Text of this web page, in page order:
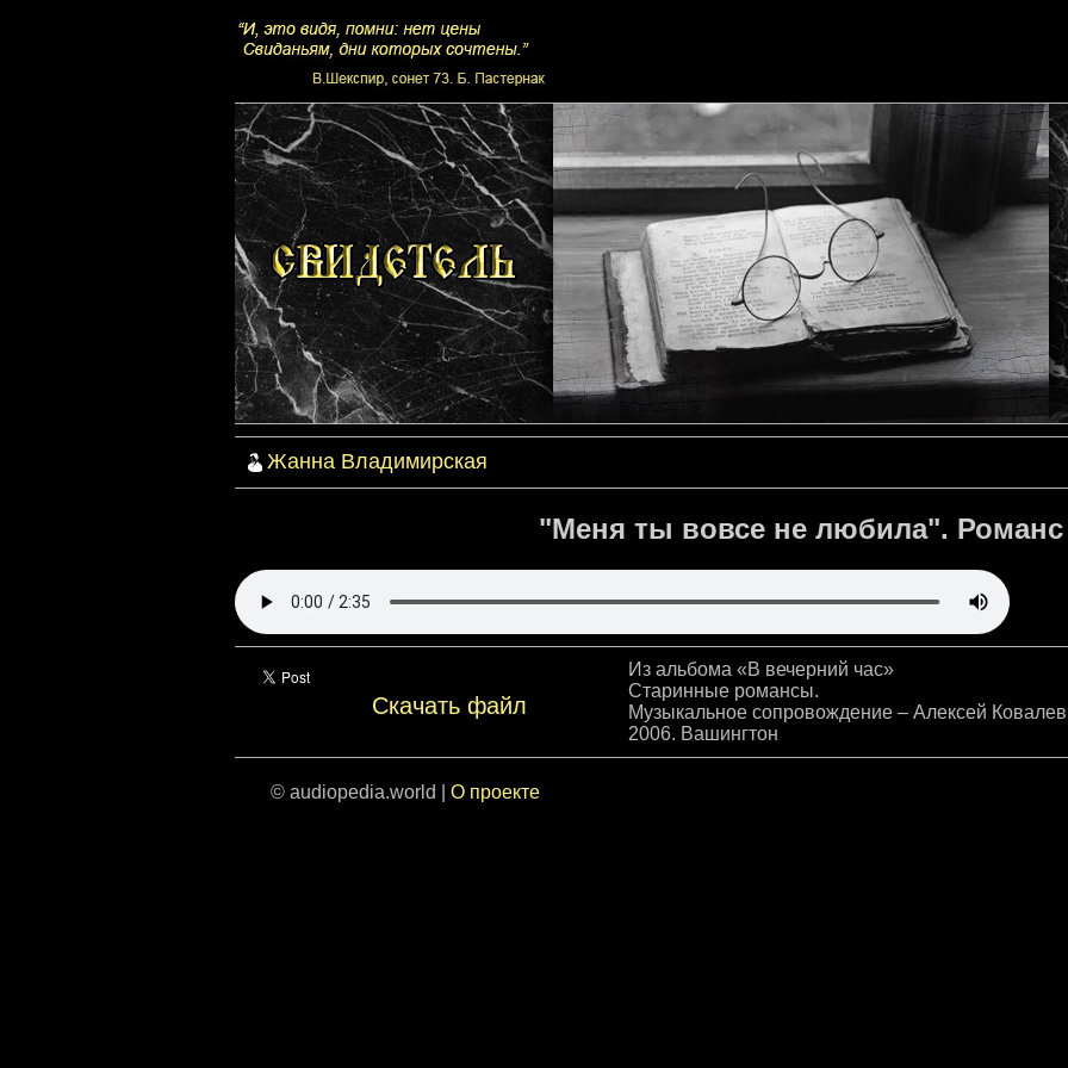
Жанна Владимирская
"Меня ты вовсе не любила". Романс
Скачать файл
Из альбома «В вечерний час»
Старинные романсы.
Музыкальное сопровождение – Алексей
2006. Вашингтон
© audiopedia.world | О проекте